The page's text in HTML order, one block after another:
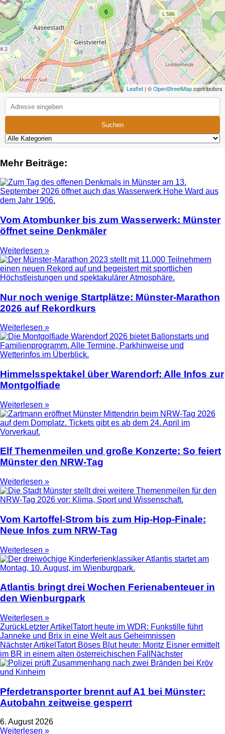
6
Leaflet | ©OpenStreetMapcontributors
Suchen
Mehr Beiträge:
Vom Atombunker bis zum Wasserwerk: Münster
öffnet seine Denkmäler
Weiterlesen »
Nur noch wenige Startplätze: Münster-Marathon
2026 auf Rekordkurs
Weiterlesen »
Himmelsspektakel über Warendorf: Alle Infos zur
Montgolfiade
Weiterlesen »
Elf Themenmeilen und große Konzerte: So feiert
Münster den NRW-Tag
Weiterlesen »
Vom Kartoffel-Strom bis zum Hip-Hop-Finale:
Neue Infos zum NRW-Tag
Weiterlesen »
Atlantis bringt drei Wochen Ferienabenteuer in
den Wienburgpark
Weiterlesen »
ZurückLetzter Artikel Tatort heute im WDR: Funkstille führt
Janneke und Brix in eine Welt aus Geheimnissen
Nächster Artikel Tatort Böses Blut heute: Moritz Eisner ermittelt
im BR in einem alten österreichischen Fall
Nächster
Pferdetransporter brennt auf A1 bei Münster:
Autobahn zeitweise gesperrt
6. August 2026
Weiterlesen »